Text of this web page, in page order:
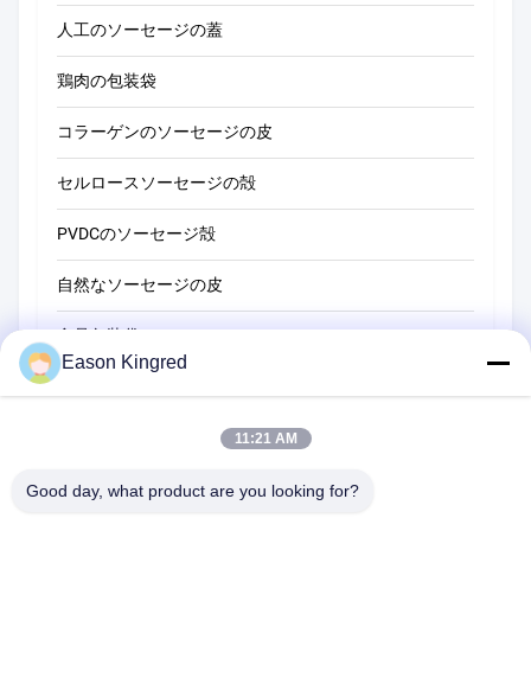
人工のソーセージの蓋
鶏肉の包装袋
コラーゲンのソーセージの皮
セルロースソーセージの殻
PVDCのソーセージ殻
自然なソーセージの皮
食品包装袋
Eason Kingred
11:21 AM
Good day, what product are you looking for?